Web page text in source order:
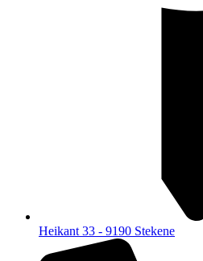
Heikant 33 - 9190 Stekene